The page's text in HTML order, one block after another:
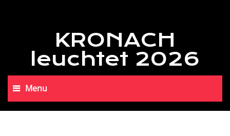
KRONACH
leuchtet 2026
Menu